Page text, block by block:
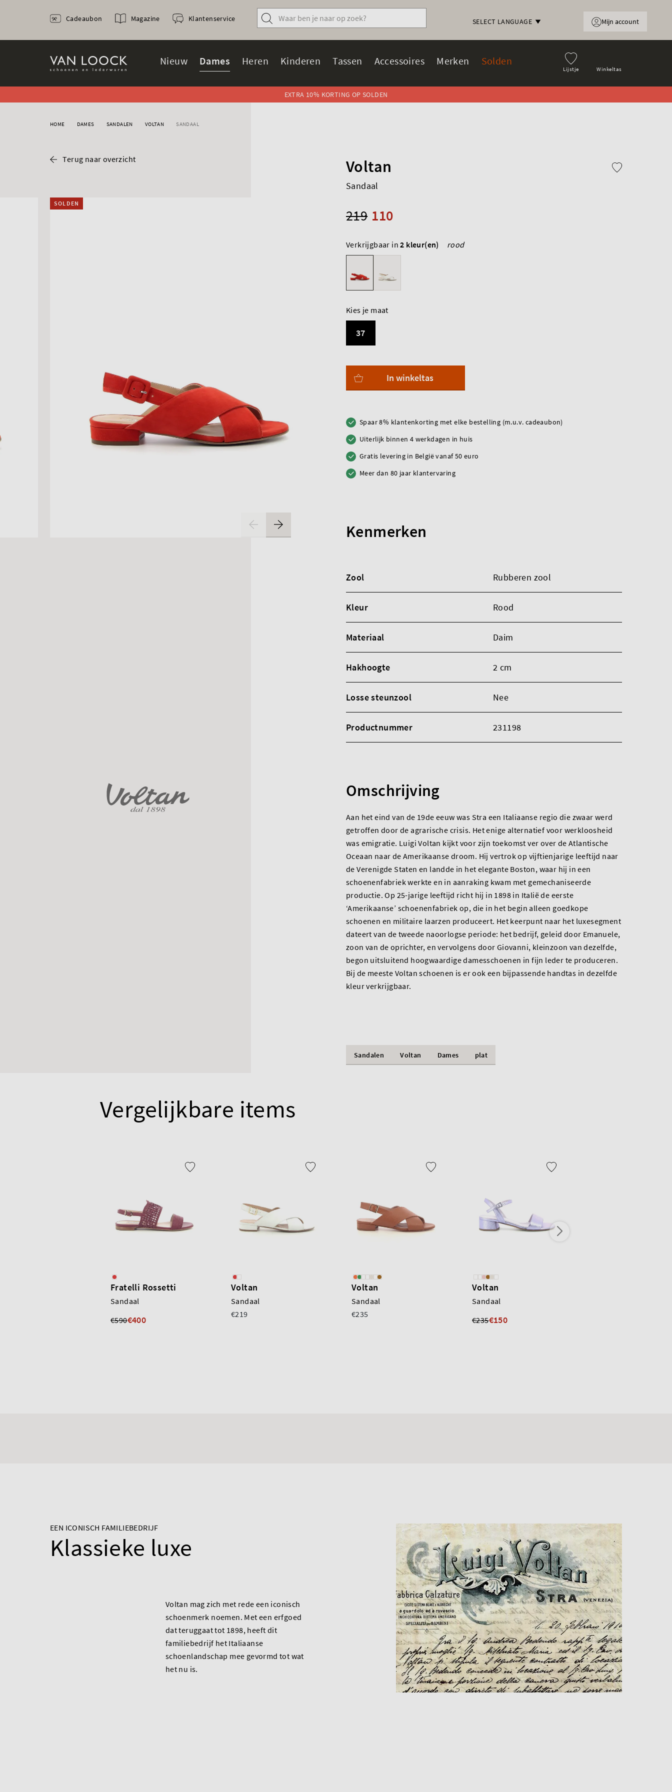
SELECT LANGUAGE
Lijstje Winkeltas
Nieuw Dames Heren Kinderen Tassen Accessoires Merken Solden
Cadeaubon Magazine Klantenservice Mijn account
EXTRA 10% KORTING OP SOLDEN
HOME DAMES SANDALEN VOLTAN SANDAAL
Terug naar overzicht
SOLDEN
Voltan
Sandaal
110
219
Verkrijgbaar in2 kleur(en) rood
Kies je maat
37
In winkeltas
Spaar 8% klantenkorting met elke bestelling (m.u.v. cadeaubon)
Uiterlijk binnen 4 werkdagen in huis
Gratis levering in België vanaf 50 euro
Meer dan 80 jaar klantervaring
Kenmerken
Zool Rubberen zool
Kleur Rood
Materiaal Daim
Hakhoogte 2 cm
Losse steunzool Nee
Productnummer 231198
Omschrijving
Aan het eind van de 19de eeuw was Stra een Italiaanse regio die zwaar werd
getroffen door de agrarische crisis. Het enige alternatief voor werkloosheid
was emigratie. Luigi Voltan kijkt voor zijn toekomst ver over de Atlantische
Oceaan naar de Amerikaanse droom. Hij vertrok op vijftienjarige leeftijd naar
de Verenigde Staten en landde in het elegante Boston, waar hij in een
schoenenfabriek werkte en in aanraking kwam met gemechaniseerde
productie. Op 25-jarige leeftijd richt hij in 1898 in Italië de eerste
‘Amerikaanse’ schoenenfabriek op, die in het begin alleen goedkope
schoenen en militaire laarzen produceert. Het keerpunt naar het luxesegment
dateert van de tweede naoorlogse periode: het bedrijf, geleid door Emanuele,
zoon van de oprichter, en vervolgens door Giovanni, kleinzoon van dezelfde,
begon uitsluitend hoogwaardige damesschoenen in fijn leder te produceren.
Bij de meeste Voltan schoenen is er ook een bijpassende handtas in dezelfde
kleur verkrijgbaar.
Sandalen Voltan Dames plat
Vergelijkbare items
Fratelli Rossetti
Sandaal
€590€400
Voltan
Sandaal
€219
Voltan
Sandaal
€235
Voltan
Sandaal
€235€150
EEN ICONISCH FAMILIEBEDRIJF
Klassieke luxe
Voltan mag zich met rede een iconisch
schoenmerk noemen. Met een erfgoed
dat teruggaat tot 1898, heeft dit
familiebedrijf het Italiaanse
schoenlandschap mee gevormd tot wat
het nu is.